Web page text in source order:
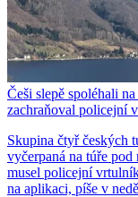
Češi slepě spoléhali
zachraňoval policejní
Skupina čtyř českých
vyčerpaná na túře
musel policejní
na aplikaci, píše v